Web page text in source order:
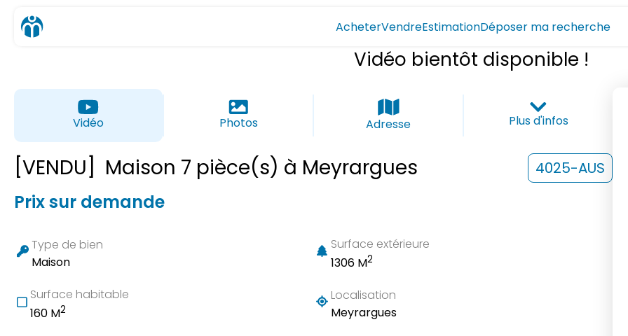
AcheterVendreEstimationDéposer ma recherche
Vidéo bientôt disponible !
Vidéo Photos Adresse Plus d'infos
[VENDU] Maison 7 pièce(s) à Meyrargues 4025-AUS
Prix sur demande
Type de bien
Maison
Surface extérieure
1306 M2
Surface habitable
160 M2
Localisation
Meyrargues